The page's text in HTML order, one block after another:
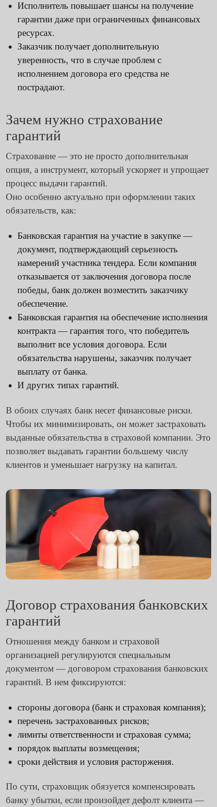
Исполнитель повышает шансы на получение
гарантии даже при ограниченных финансовых
ресурсах.
Заказчик получает дополнительную
уверенность, что в случае проблем с
исполнением договора его средства не
пострадают.
Зачем нужно страхование
гарантий
Страхование — это не просто дополнительная
опция, а инструмент, который ускоряет и упрощает
процесс выдачи гарантий.
Оно особенно актуально при оформлении таких
обязательств, как:
Банковская гарантия на участие в закупке—
документ, подтверждающий серьезность
намерений участника тендера. Если компания
отказывается от заключения договора после
победы, банк должен возместить заказчику
обеспечение.
Банковская гарантия на обеспечение исполнения
контракта — гарантия того, что победитель
выполнит все условия договора. Если
обязательства нарушены, заказчик получает
выплату от банка.
И других типах гарантий.
В обоих случаях банк несет финансовые риски.
Чтобы их минимизировать, он может застраховать
выданные обязательства в страховой компании. Это
позволяет выдавать гарантии большему числу
клиентов и уменьшает нагрузку на капитал.
Договор страхования банковских
гарантий
Отношения между банком и страховой
организацией регулируются специальным
документом — договором страхования банковских
гарантий. В нем фиксируются:
стороны договора (банк и страховая компания);
перечень застрахованных рисков;
лимиты ответственности и страховая сумма;
порядок выплаты возмещения;
сроки действия и условия расторжения.
По сути, страховщик обязуется компенсировать
банку убытки, если произойдет дефолт клиента —